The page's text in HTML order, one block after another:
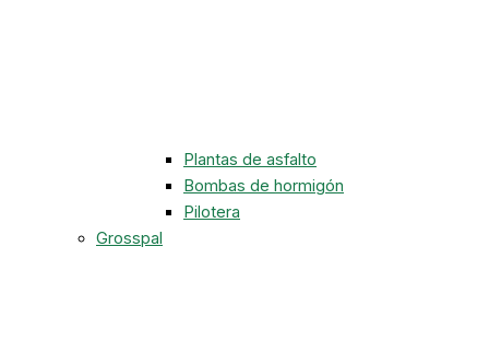
Plantas de asfalto
Bombas de hormigón
Pilotera
Grosspal